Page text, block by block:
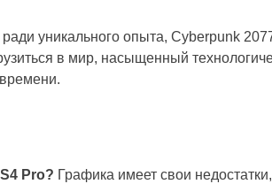
уникального опыта, Cyberpunk
в мир, насыщенный
Pro? Графика имеет свои